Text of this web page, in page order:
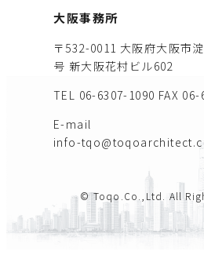
大阪事務所
〒532-0011 大阪府大阪市
号 新大阪花村ビル602
TEL 06-6307-1090 FAX
E-mail
info-
© Toqo.Co.,Ltd. All